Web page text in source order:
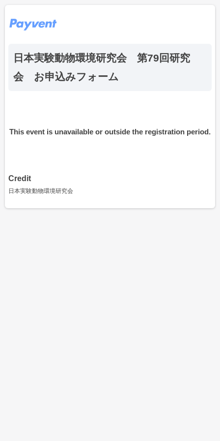
日本実験動物環境研究会 第79回研究
会 お申込みフォーム
This event is unavailable or outside the registration period.
Credit
日本実験動物環境研究会